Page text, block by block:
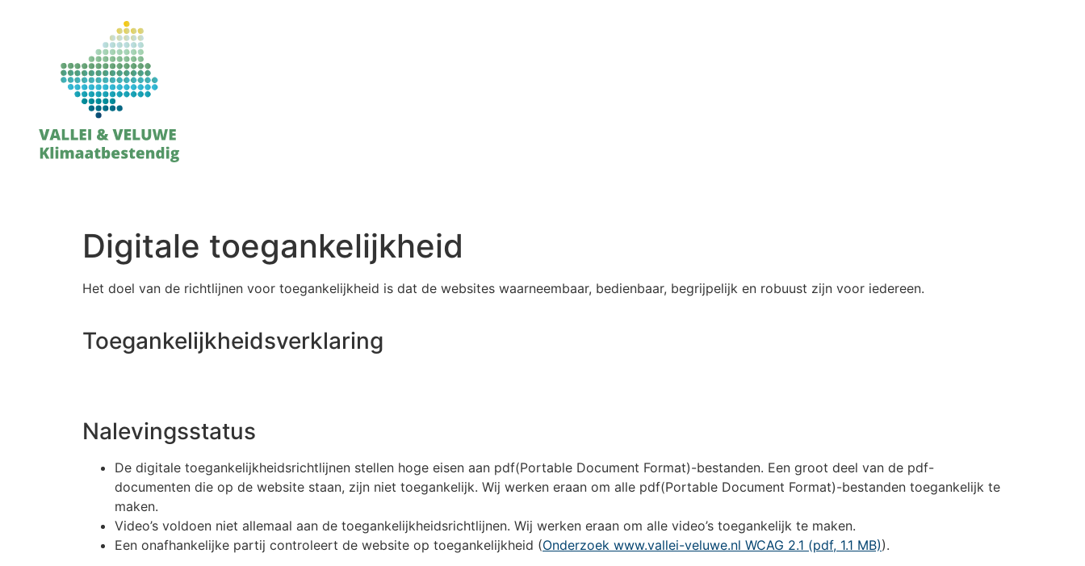
Digitale toegankelijkheid
Het doel van de richtlijnen voor toegankelijkheid is dat de websites waarneembaar, bedienbaar, begrijpelijk en robuust zijn voor iedereen.
Toegankelijkheidsverklaring
Nalevingsstatus
De digitale toegankelijkheidsrichtlijnen stellen hoge eisen aan pdf(Portable Document Format)-bestanden. Een groot deel van de pdf-
documenten die op de website staan, zijn niet toegankelijk. Wij werken eraan om alle pdf(Portable Document Format)-bestanden toegankelijk te
maken.
Video’s voldoen niet allemaal aan de toegankelijkheidsrichtlijnen. Wij werken eraan om alle video’s toegankelijk te maken.
Een onafhankelijke partij controleert de website op toegankelijkheid (Onderzoek www.vallei-veluwe.nl WCAG 2.1 (pdf, 1.1 MB)).